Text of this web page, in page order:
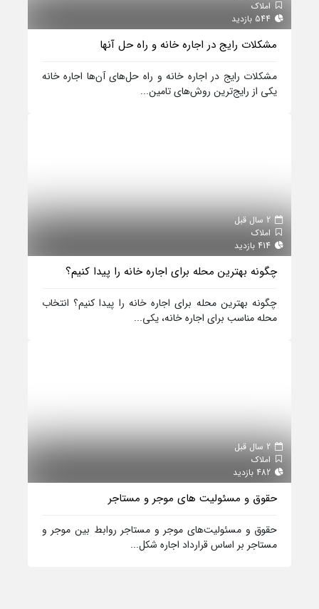
املاک
مشکلات رایج در اجاره خانه و راه حل آنها
مشکلات رایج در اجاره خانه و راه حل‌های آن‌ها اجاره خانه
یکی از رایج‌ترین روش‌های تامین...
املاک
چگونه بهترین محله برای اجاره خانه را پیدا کنیم؟
چگونه بهترین محله برای اجاره خانه را پیدا کنیم؟ انتخاب
محله مناسب برای اجاره خانه، یکی...
املاک
حقوق و مسئولیت‌ های موجر و مستاجر
حقوق و مسئولیت‌های موجر و مستاجر روابط بین موجر و
مستاجر بر اساس قرارداد اجاره شکل...